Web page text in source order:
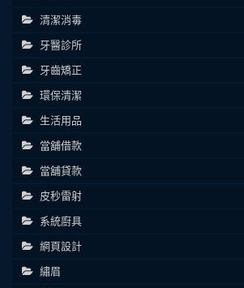
清潔消毒
牙醫診所
牙齒矯正
環保清潔
生活用品
當舖借款
當舖貸款
皮秒雷射
系統廚具
網頁設計
繡眉